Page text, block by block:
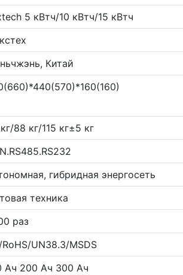
5 кВтч/10 кВтч/15 кВтч
Китай
88 кг/115 кг±5 кг
гибридная энергосеть
техника
раз
RoHS/UN38.3/MSDS
Ач 200 Ач 300 Ач